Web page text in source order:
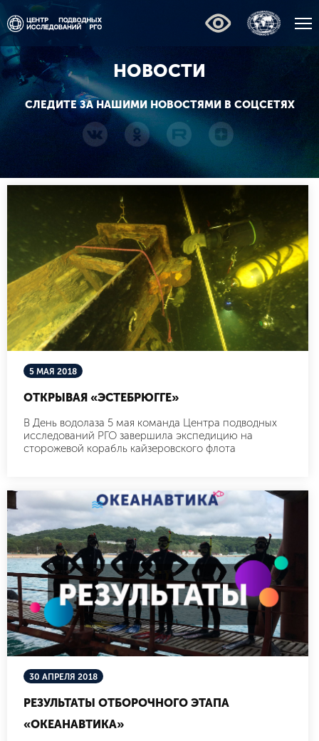
НОВОСТИ
СЛЕДИТЕ ЗА НАШИМИ НОВОСТЯМИ В СОЦСЕТЯХ
5 МАЯ 2018
ОТКРЫВАЯ «ЭСТЕБРЮГГЕ»
В День водолаза 5 мая команда Центра подводных
исследований РГО завершила экспедицию на
сторожевой корабль кайзеровского флота
30 АПРЕЛЯ 2018
РЕЗУЛЬТАТЫ ОТБОРОЧНОГО ЭТАПА
«ОКЕАНАВТИКА»